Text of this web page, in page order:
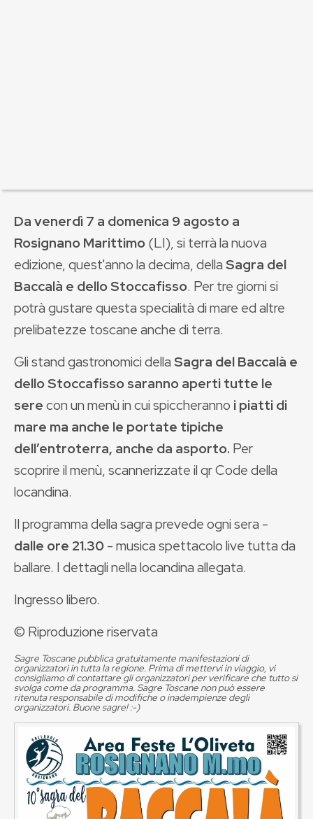
Da venerdì 7 a domenica 9 agosto a
Rosignano Marittimo(LI), si terrà la nuova
edizione, quest'anno la decima, dellaSagra del
Baccalà e dello Stoccafisso. Per tre giorni si
potrà gustare questa specialità di mare ed altre
prelibatezze toscane anche di terra.
Gli stand gastronomici dellaSagra del Baccalà e
dello Stoccafisso saranno aperti tutte le
serecon un menù in cui spiccheranno i piatti di
mare ma anche le portate tipiche
dell’entroterra, anche da asporto.Per
scoprire il menù, scannerizzate il qr Code della
locandina.
Il programma della sagra prevede ogni sera -
dalle ore 21.30- musica spettacolo live tutta da
ballare. I dettagli nella locandina allegata.
Ingresso libero.
© Riproduzione riservata
Sagre Toscane pubblica gratuitamente manifestazioni di
organizzatori in tutta la regione. Prima di mettervi in viaggio, vi
consigliamo di contattare gli organizzatori per verificare che tutto si
svolga come da programma. Sagre Toscane non può essere
ritenuta responsabile di modifiche o inadempienze degli
organizzatori. Buone sagre! :-)